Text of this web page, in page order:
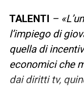
TALENTI – «
l’impiego di
quella di
economici che
dai diritti tv,